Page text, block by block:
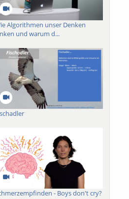
Algorithmen unser Denken
und warum d...
- Boys don't cry?